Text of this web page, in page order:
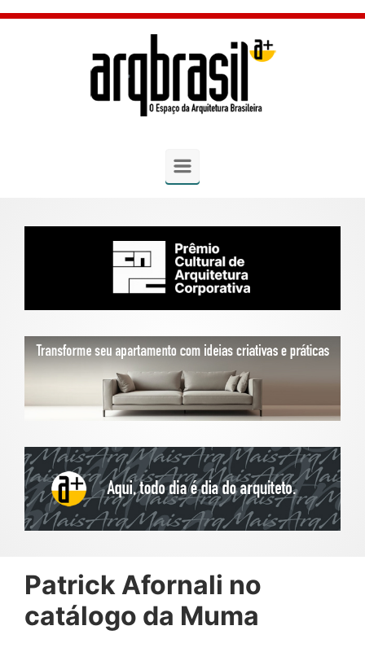
Skip to main content
Patrick Afornali no
catálogo da Muma